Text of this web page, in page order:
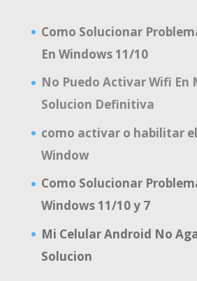
Como Solucionar
En Windows 11/10
No Puedo Activar Wifi En
Solucion Definitiva
como activar o habilitar
Window
Como Solucionar
Windows 11/10 y 7
Mi Celular Android No
Solucion